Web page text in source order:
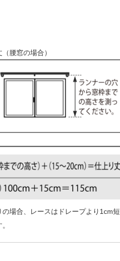
腰窓の場合）
の場合、レースはドレープより1cm短